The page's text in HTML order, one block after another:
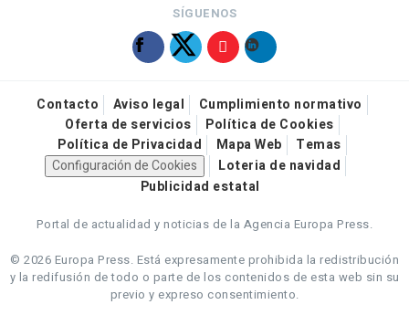
SÍGUENOS
Contacto Aviso legal
Cumplimiento normativo
Oferta de servicios
Política de Cookies
Política de Privacidad
Mapa Web
Temas
Configuración de Cookies
Loteria de navidad
Publicidad estatal
Portal de actualidad y noticias de la Agencia Europa Press.
© 2026 Europa Press. Está expresamente prohibida la redistribución
y la redifusión de todo o parte de los contenidos de esta web sin su
previo y expreso consentimiento.